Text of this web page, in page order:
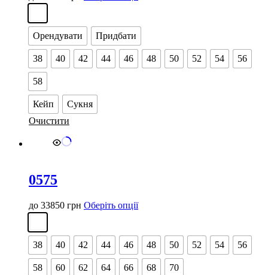
кілька
Параметри
можна
вибрати
Орендувати Придбати
38 40 42 44 46 48 50 52 54 56
58
Кейп
Сукня
Очистити
0575
до 33850 грн Оберіть опціїЦей
кілька
варіантів.
Параметри
можна
38 40 42 44 46 48 50 52 54 56
58 60 62 64 66 68 70